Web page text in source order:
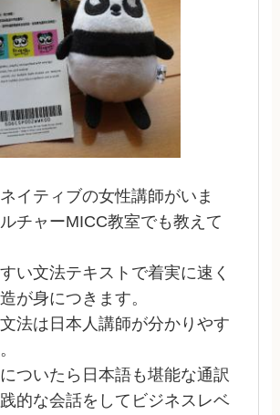
イティブの女性講師がいま
チャーMICC教室でも教えて
い文法テキストで着実に速く
が身につきます。
法は日本人講師が分かりやす
ついたら日本語も堪能な通訳
的な会話をしてビジネスレベ